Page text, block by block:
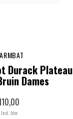
Durack Plateau
Dames
Incl. btw